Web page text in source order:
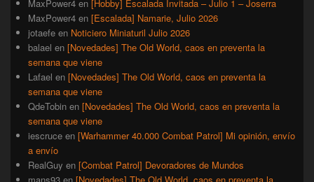
MaxPower4 en [Hobby] Escalada Invitada – Julio 1 – Joserra
MaxPower4 en [Escalada] Namarie, Julio 2026
jotaefe en Noticiero Miniaturil Julio 2026
balael en [Novedades] The Old World, caos en preventa la
semana que viene
Lafael en [Novedades] The Old World, caos en preventa la
semana que viene
QdeTobin en [Novedades] The Old World, caos en preventa la
semana que viene
iescruce en [Warhammer 40.000 Combat Patrol] Mi opinión, envío
a envío
RealGuy en [Combat Patrol] Devoradores de Mundos